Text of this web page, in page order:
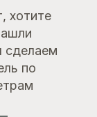
хотите
по